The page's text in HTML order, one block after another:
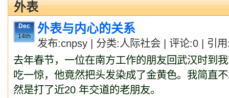
外表
Dec
14th
外表与内心的关系
发布:cnpsy | 分类:人际社会 | 评论:0 | 引
去年春节，一位在南方工作的朋友回武汉时到
吃一惊，他竟然把头发染成了金黄色。我简直
然是打了近20 年交道的老朋友。